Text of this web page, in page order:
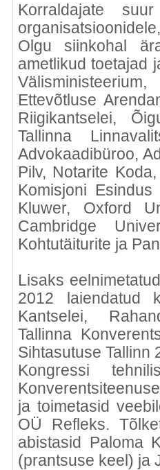
Korraldajate
Olgu siinkohal
ametlikud toetajad
Ettevõtluse
Riigikantselei,
Tallinna
Advokaadibüroo,
Pilv, Notarite
Komisjoni
Kluwer, Oxford
Cambridge
Kohtutäiturite ja
Lisaks
2012 laiendatud
Kantselei,
Tallinna
Sihtasutuse Tallinn
Kongressi
ja toimetasid
OÜ Refleks.
abistasid Paloma
(prantsuse keel) ja